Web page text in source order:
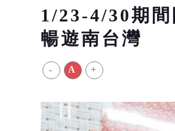
1/23-4/30期
暢遊南台灣
- A +